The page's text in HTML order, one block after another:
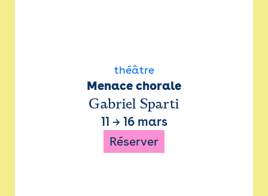
théâtre
Menace chorale
Gabriel Sparti
11 → 16 mars
Réserver